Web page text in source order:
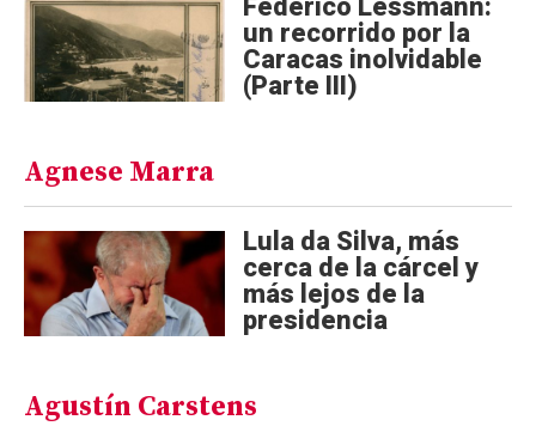
un recorrido por la
Caracas inolvidable
(Parte III)
Agnese Marra
Lula da Silva, más
cerca de la cárcel y
más lejos de la
presidencia
Agustín Carstens